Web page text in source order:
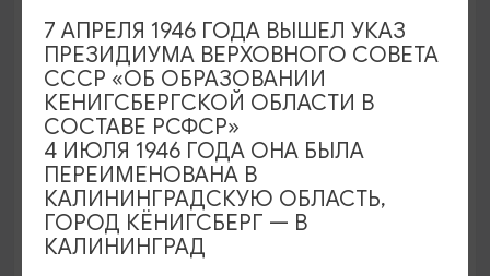
МАСТЕР-КЛАССЫ
Мастер-классы по керамике Елены
Бодяковой
7 АПРЕЛЯ 1946 ГОДА ВЫШЕЛ УКАЗ
ПРЕЗИДИУМА ВЕРХОВНОГО СОВЕТА
СССР «ОБ ОБРАЗОВАНИИ
КЕНИГСБЕРГСКОЙ ОБЛАСТИ В
СОСТАВЕ РСФСР»
4 ИЮЛЯ 1946 ГОДА ОНА БЫЛА
ПЕРЕИМЕНОВАНА В
КАЛИНИНГРАДСКУЮ ОБЛАСТЬ,
ГОРОД КЁНИГСБЕРГ — В
КАЛИНИНГРАД